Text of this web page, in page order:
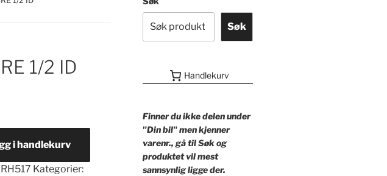
1/2 ID
i handlekurv
Kategorier:
Søk
Handlekurv
Finner du ikke delen under
"Din bil" men kjenner
varenr., gå til Søk og
produktet vil mest
sannsynlig ligge der.